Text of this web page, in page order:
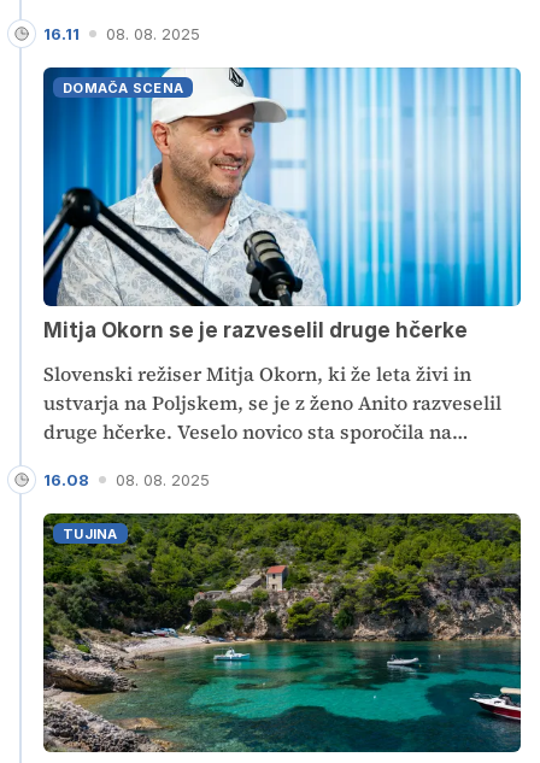
Žunič. Pojasnil je še, da je bilo v stečajnem
postopku prijavljenih za približno 45,2 milijona
evrov terjatev, a gre večinoma za pogojne terjatve.
DOMAČA SCENA
16.11 08. 08. 2025
Mitja Okorn se je razveselil druge hčerke
Slovenski režiser Mitja Okorn, ki že leta živi in
ustvarja na Poljskem, se je z ženo Anito razveselil
druge hčerke. Veselo novico sta sporočila na
drugorojenko poimenovala Sofia Anna Okorn.
Deklica je na svet prijokala že 27. julija, družina pa
je v tem času uživala v zasebnosti.
TUJINA
16.08 08. 08. 2025